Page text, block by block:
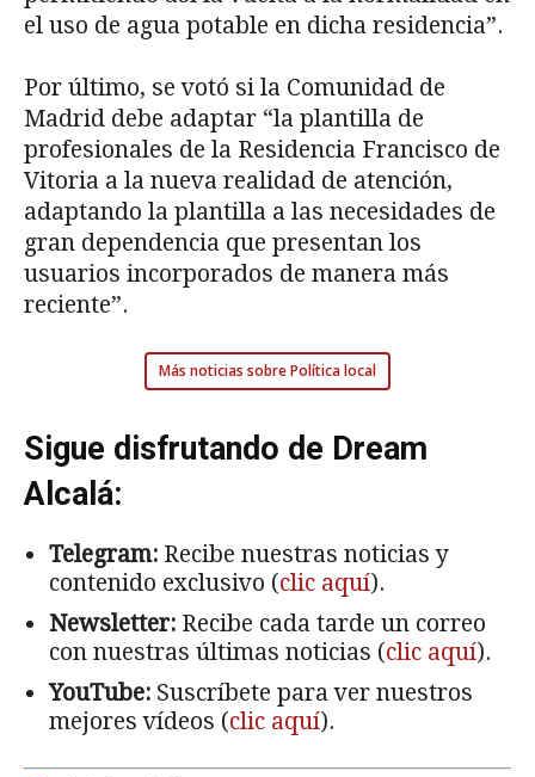
el uso de agua potable en dicha residencia”.
Por último, se votó si la Comunidad de
Madrid debe adaptar “la plantilla de
profesionales de la Residencia Francisco de
Vitoria a la nueva realidad de atención,
adaptando la plantilla a las necesidades de
gran dependencia que presentan los
usuarios incorporados de manera más
reciente”.
Más noticias sobre Política local
Sigue disfrutando de Dream
Alcalá:
Telegram: Recibe nuestras noticias y
contenido exclusivo (clic aquí).
Newsletter: Recibe cada tarde un correo
con nuestras últimas noticias (clic aquí).
YouTube: Suscríbete para ver nuestros
mejores vídeos (clic aquí).